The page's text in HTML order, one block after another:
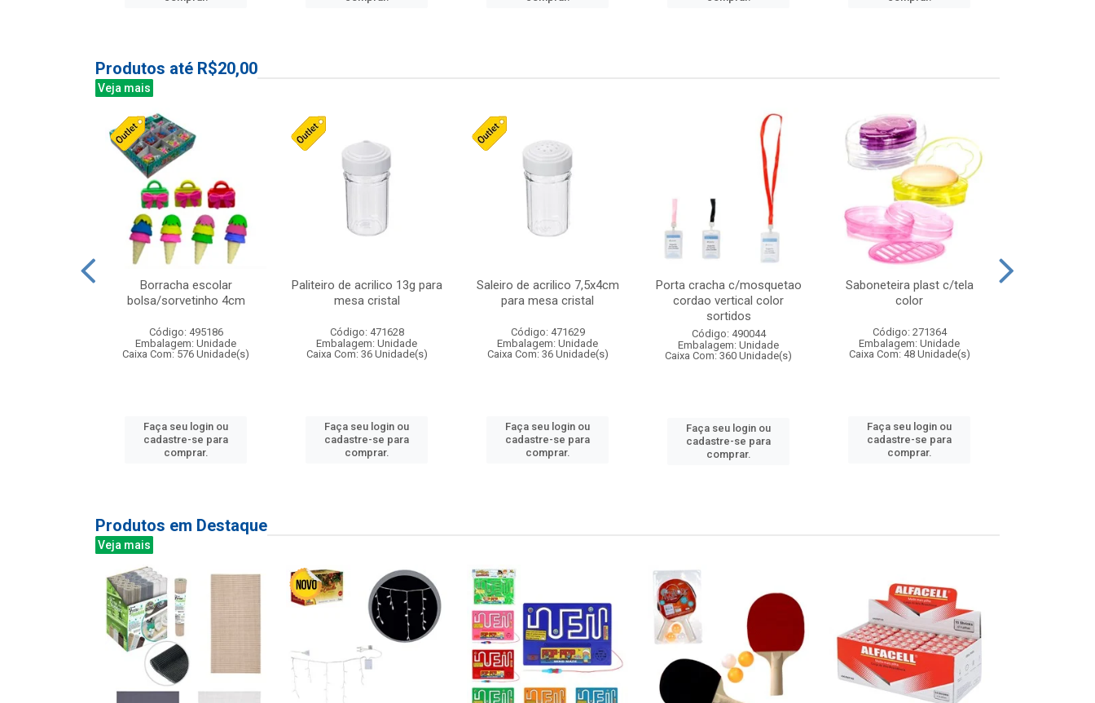
Produtos até R$20,00
Veja mais
Borracha escolar
bolsa/sorvetinho 4cm
Código: 495186
Embalagem: Unidade
Caixa Com: 576 Unidade(s)
Faça seu login ou
cadastre-se para
comprar.
Paliteiro de acrilico 13g para
mesa cristal
Código: 471628
Embalagem: Unidade
Caixa Com: 36 Unidade(s)
Faça seu login ou
cadastre-se para
comprar.
Saleiro de acrilico 7,5x4cm
para mesa cristal
Código: 471629
Embalagem: Unidade
Caixa Com: 36 Unidade(s)
Faça seu login ou
cadastre-se para
comprar.
Porta cracha c/mosquetao
cordao vertical color
sortidos
Código: 490044
Embalagem: Unidade
Caixa Com: 360 Unidade(s)
Faça seu login ou
cadastre-se para
comprar.
Saboneteira plast c/tela
color
Código: 271364
Embalagem: Unidade
Caixa Com: 48 Unidade(s)
Faça seu login ou
cadastre-se para
comprar.
Produtos em Destaque
Veja mais